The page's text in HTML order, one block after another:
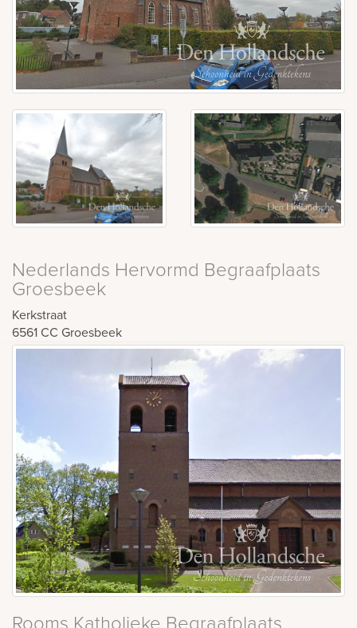
Nederlands Hervormd Begraafplaats
Groesbeek
Kerkstraat
6561 CC Groesbeek
Rooms Katholieke Begraafplaats